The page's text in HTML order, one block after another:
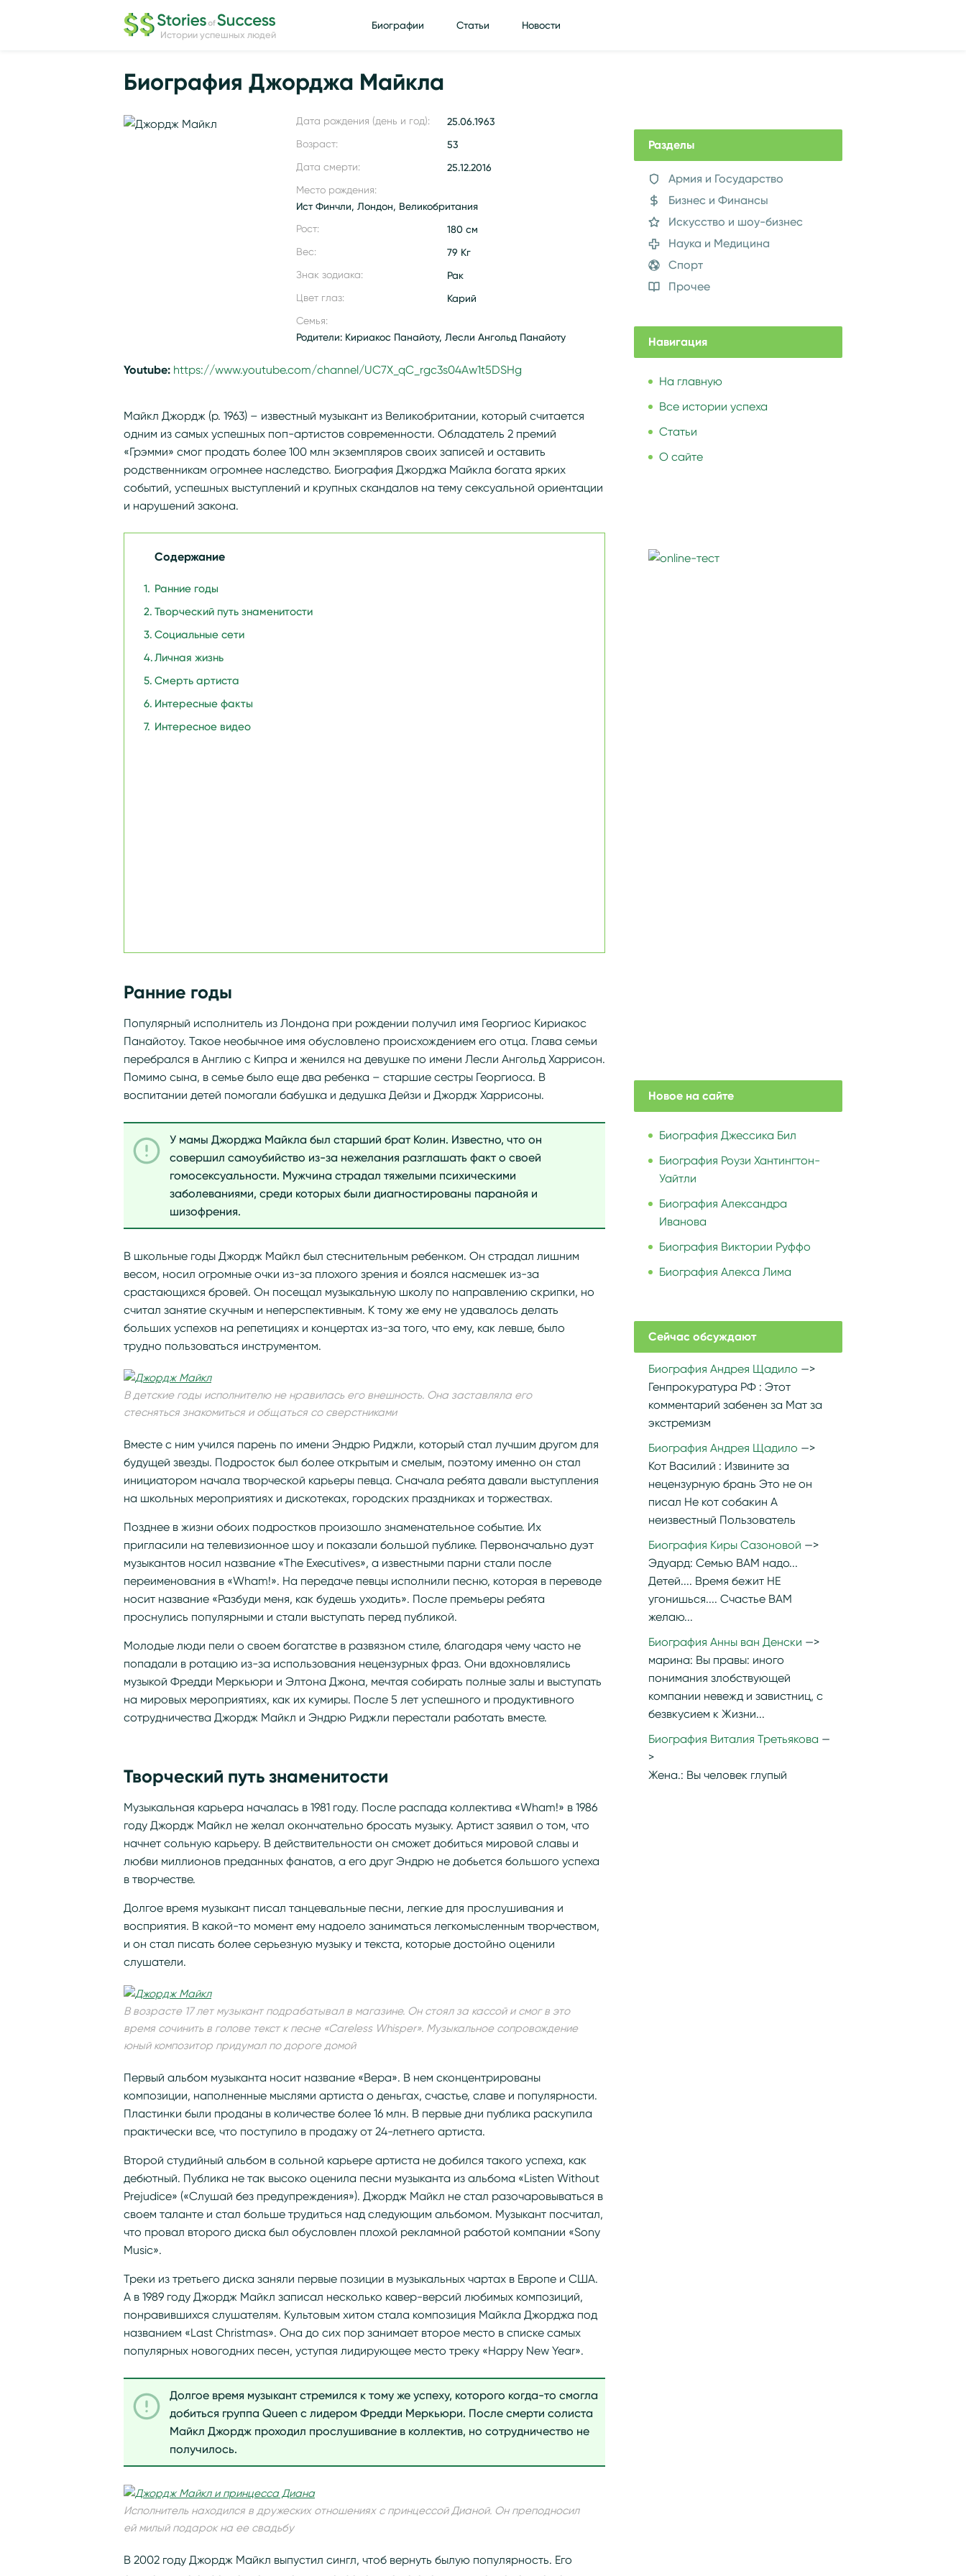
Истории успешных людей
Биографии Статьи Новости
Биография Джорджа Майкла
Дата рождения (день и год): 25.06.1963
Возраст: 53
Дата смерти: 25.12.2016
Место рождения:
Ист Финчли, Лондон, Великобритания
Рост: 180 см
Вес: 79 Кг
Знак зодиака: Рак
Цвет глаз: Карий
Семья:
Родители: Кириакос Панайоту, Лесли Ангольд Панайоту
Youtube: https://www.youtube.com/channel/UC7X_qC_rgc3s04Aw1t5DSHg
Майкл Джордж (р. 1963) – известный музыкант из Великобритании, который считается
одним из самых успешных поп-артистов современности. Обладатель 2 премий
«Грэмми» смог продать более 100 млн экземпляров своих записей и оставить
родственникам огромнее наследство. Биография Джорджа Майкла богата ярких
событий, успешных выступлений и крупных скандалов на тему сексуальной ориентации
и нарушений закона.
Содержание
Ранние годы
Творческий путь знаменитости
Социальные сети
Личная жизнь
Смерть артиста
Интересные факты
Интересное видео
Ранние годы
Популярный исполнитель из Лондона при рождении получил имя Георгиос Кириакос
Панайотоу. Такое необычное имя обусловлено происхождением его отца. Глава семьи
перебрался в Англию с Кипра и женился на девушке по имени Лесли Ангольд Харрисон.
Помимо сына, в семье было еще два ребенка – старшие сестры Георгиоса. В
воспитании детей помогали бабушка и дедушка Дейзи и Джордж Харрисоны.
У мамы Джорджа Майкла был старший брат Колин. Известно, что он
совершил самоубийство из-за нежелания разглашать факт о своей
гомосексуальности. Мужчина страдал тяжелыми психическими
заболеваниями, среди которых были диагностированы паранойя и
шизофрения.
В школьные годы Джордж Майкл был стеснительным ребенком. Он страдал лишним
весом, носил огромные очки из-за плохого зрения и боялся насмешек из-за
срастающихся бровей. Он посещал музыкальную школу по направлению скрипки, но
считал занятие скучным и неперспективным. К тому же ему не удавалось делать
больших успехов на репетициях и концертах из-за того, что ему, как левше, было
трудно пользоваться инструментом.
В детские годы исполнителю не нравилась его внешность. Она заставляла его
стесняться знакомиться и общаться со сверстниками
Вместе с ним учился парень по имени Эндрю Риджли, который стал лучшим другом для
будущей звезды. Подросток был более открытым и смелым, поэтому именно он стал
инициатором начала творческой карьеры певца. Сначала ребята давали выступления
на школьных мероприятиях и дискотеках, городских праздниках и торжествах.
Позднее в жизни обоих подростков произошло знаменательное событие. Их
пригласили на телевизионное шоу и показали большой публике. Первоначально дуэт
музыкантов носил название «The Executives», а известными парни стали после
переименования в «Wham!». На передаче певцы исполнили песню, которая в переводе
носит название «Разбуди меня, как будешь уходить». После премьеры ребята
проснулись популярными и стали выступать перед публикой.
Молодые люди пели о своем богатстве в развязном стиле, благодаря чему часто не
попадали в ротацию из-за использования нецензурных фраз. Они вдохновлялись
музыкой Фредди Меркьюри и Элтона Джона, мечтая собирать полные залы и выступать
на мировых мероприятиях, как их кумиры. После 5 лет успешного и продуктивного
сотрудничества Джордж Майкл и Эндрю Риджли перестали работать вместе.
Творческий путь знаменитости
Музыкальная карьера началась в 1981 году. После распада коллектива «Wham!» в 1986
году Джордж Майкл не желал окончательно бросать музыку. Артист заявил о том, что
начнет сольную карьеру. В действительности он сможет добиться мировой славы и
любви миллионов преданных фанатов, а его друг Эндрю не добьется большого успеха
в творчестве.
Долгое время музыкант писал танцевальные песни, легкие для прослушивания и
восприятия. В какой-то момент ему надоело заниматься легкомысленным творчеством,
и он стал писать более серьезную музыку и текста, которые достойно оценили
слушатели.
В возрасте 17 лет музыкант подрабатывал в магазине. Он стоял за кассой и смог в это
время сочинить в голове текст к песне «Careless Whisper». Музыкальное сопровождение
юный композитор придумал по дороге домой
Первый альбом музыканта носит название «Вера». В нем сконцентрированы
композиции, наполненные мыслями артиста о деньгах, счастье, славе и популярности.
Пластинки были проданы в количестве более 16 млн. В первые дни публика раскупила
практически все, что поступило в продажу от 24-летнего артиста.
Второй студийный альбом в сольной карьере артиста не добился такого успеха, как
дебютный. Публика не так высоко оценила песни музыканта из альбома «Listen Without
Prejudice» («Слушай без предупреждения»). Джордж Майкл не стал разочаровываться в
своем таланте и стал больше трудиться над следующим альбомом. Музыкант посчитал,
что провал второго диска был обусловлен плохой рекламной работой компании «Sony
Music».
Треки из третьего диска заняли первые позиции в музыкальных чартах в Европе и США.
А в 1989 году Джордж Майкл записал несколько кавер-версий любимых композиций,
понравившихся слушателям. Культовым хитом стала композиция Майкла Джорджа под
названием «Last Christmas». Она до сих пор занимает второе место в списке самых
популярных новогодних песен, уступая лидирующее место треку «Happy New Year».
Долгое время музыкант стремился к тому же успеху, которого когда-то смогла
добиться группа Queen с лидером Фредди Меркьюри. После смерти солиста
Майкл Джордж проходил прослушивание в коллектив, но сотрудничество не
получилось.
Исполнитель находился в дружеских отношениях с принцессой Дианой. Он преподносил
ей милый подарок на ее свадьбу
В 2002 году Джордж Майкл выпустил сингл, чтоб вернуть былую популярность. Его
Разделы
Армия и Государство
Бизнес и Финансы
Искусство и шоу-бизнес
Наука и Медицина
Спорт
Прочее
Навигация
На главную
Все истории успеха
Статьи
О сайте
Новое на сайте
Биография Джессика Бил
Биография Роузи Хантингтон-
Уайтли
Биография Александра
Иванова
Биография Виктории Руффо
Биография Алекса Лима
Сейчас обсуждают
Биография Андрея Щадило
Генпрокуратура РФ : Этот
комментарий забенен за Мат за
экстремизм
Биография Андрея Щадило
Кот Василий : Извините за
нецензурную брань Это не он
писал Не кот собакин А
неизвестный Пользователь
Биография Киры Сазоновой
Эдуард: Семью ВАМ надо...
Детей.... Время бежит НЕ
угонишься.... Счастье ВАМ
желаю...
Биография Анны ван Денски
марина: Вы правы: иного
понимания злобствующей
компании невежд и завистниц, с
безвкусием к Жизни...
Биография Виталия Третьякова
Жена.: Вы человек глупый